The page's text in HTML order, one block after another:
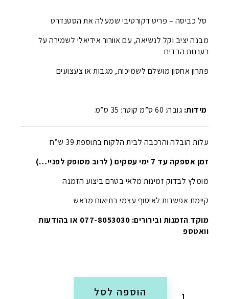
סל כביסה – פריט דקורטיבי שמעלה את הסטנדרט
מבנה יציב וקל לנשיאה, עם אוורור אידיאלי לשמירה על
רעננות הבדים
פתרון אחסון מושלם לשמיכות, מגבות או צעצועים
מידות: גובה: 60 ס”מ קוטר: 35 ס”מ
עלות הובלה והרכבה לבית הלקוח בתוספת 39 ש”ח
זמן אספקה עד 7 ימי עסקים ( לרוב מסופק לפניי…)
מומלץ לבדוק זמינות מלאי בטרם ביצוע הזמנה
קיימת אפשרות לאיסוף עצמי בתיאום מראש
מוקד הזמנות ובירורים: 077-8053030 או בהודעות
וואטספ
הוספה לסל